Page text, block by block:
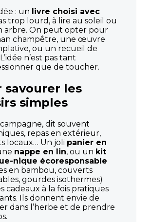
: un livre choisi avec
trop lourd, à lire au soleil ou
arbre. On peut opter pour
champêtre, une œuvre
ou un recueil de
n’est pas tant
que de toucher.
savourer les
simples
dit souvent
repas en extérieur,
locaux… Un joli panier en
nappe en lin, ou un kit
nique écoresponsable
en bambou, couverts
gourdes isothermes)
cadeaux à la fois pratiques
Ils donnent envie de
dans l’herbe et de prendre